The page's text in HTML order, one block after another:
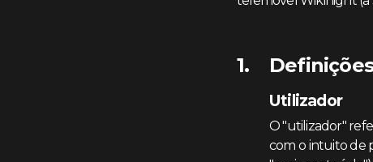
Definições
Utilizador
O "utilizador"
com o intuito de